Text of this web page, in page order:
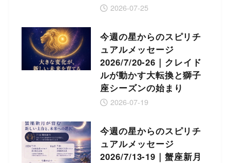
2026-07-25
今週の星からのスピリチ
ュアルメッセージ
2026/7/20-26｜クレイド
ルが動かす大転換と獅子
座シーズンの始まり
2026-07-19
今週の星からのスピリチ
ュアルメッセージ
2026/7/13-19｜蟹座新月